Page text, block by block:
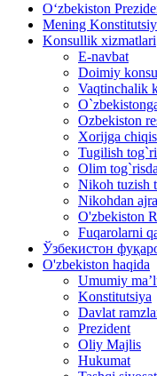
Oʻzbekiston
Mening
Konsullik xizmatlari
E-navbat
Doimiy
Vaqtinchalik
Ozbekiston
Xorijga
Tugilish
Olim
Nikoh tuzish
Nikohdan
O'zbekiston
Fuqarolarni
Ўзбекистон
O'zbekiston haqida
Umumiy
Konstitutsiya
Davlat
Prezident
Oliy Majlis
Hukumat